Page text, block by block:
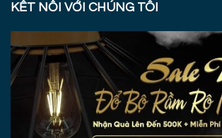
KẾT NỐI VỚI CHÚNG TÔI